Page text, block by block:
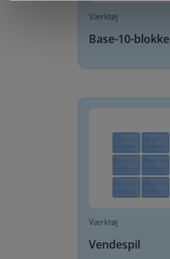
Værktøj
Base-10-blokke
Værktøj
Vendespil